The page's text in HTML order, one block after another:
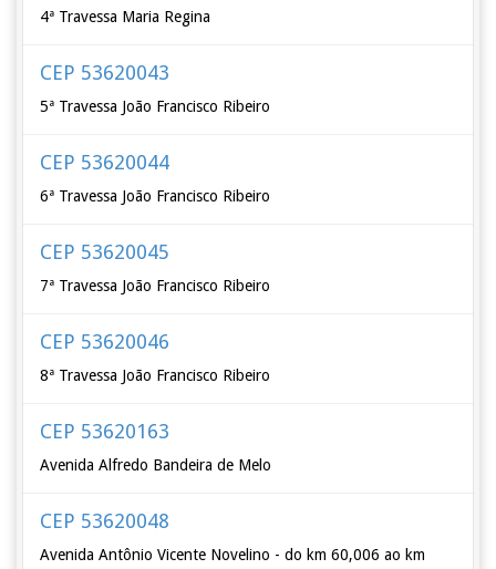
4ª Travessa Maria Regina
CEP 53620043
5ª Travessa João Francisco Ribeiro
CEP 53620044
6ª Travessa João Francisco Ribeiro
CEP 53620045
7ª Travessa João Francisco Ribeiro
CEP 53620046
8ª Travessa João Francisco Ribeiro
CEP 53620163
Avenida Alfredo Bandeira de Melo
CEP 53620048
Avenida Antônio Vicente Novelino - do km 60,006 ao km